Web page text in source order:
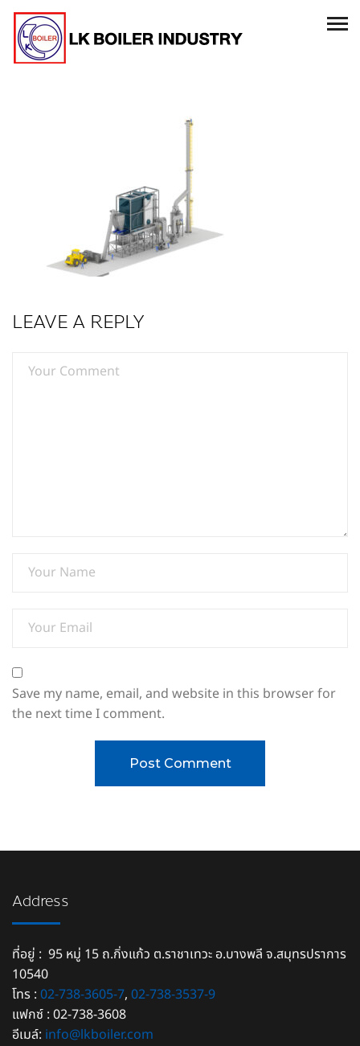
LEAVE A REPLY
Save my name, email, and website in this browser for
the next time I comment.
Address
ที่อยู่ : 95 หมู่ 15 ถ.กิ่งแก้ว ต.ราชาเทวะ อ.บางพลี จ.สมุทรปราการ
10540
โทร : 02-738-3605-7, 02-738-3537-9
แฟกซ์ : 02-738-3608
อีเมล์: info@lkboiler.com